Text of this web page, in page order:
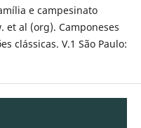
e campesinato
et al (org). Camponeses
clássicas. V.1 São Paulo: